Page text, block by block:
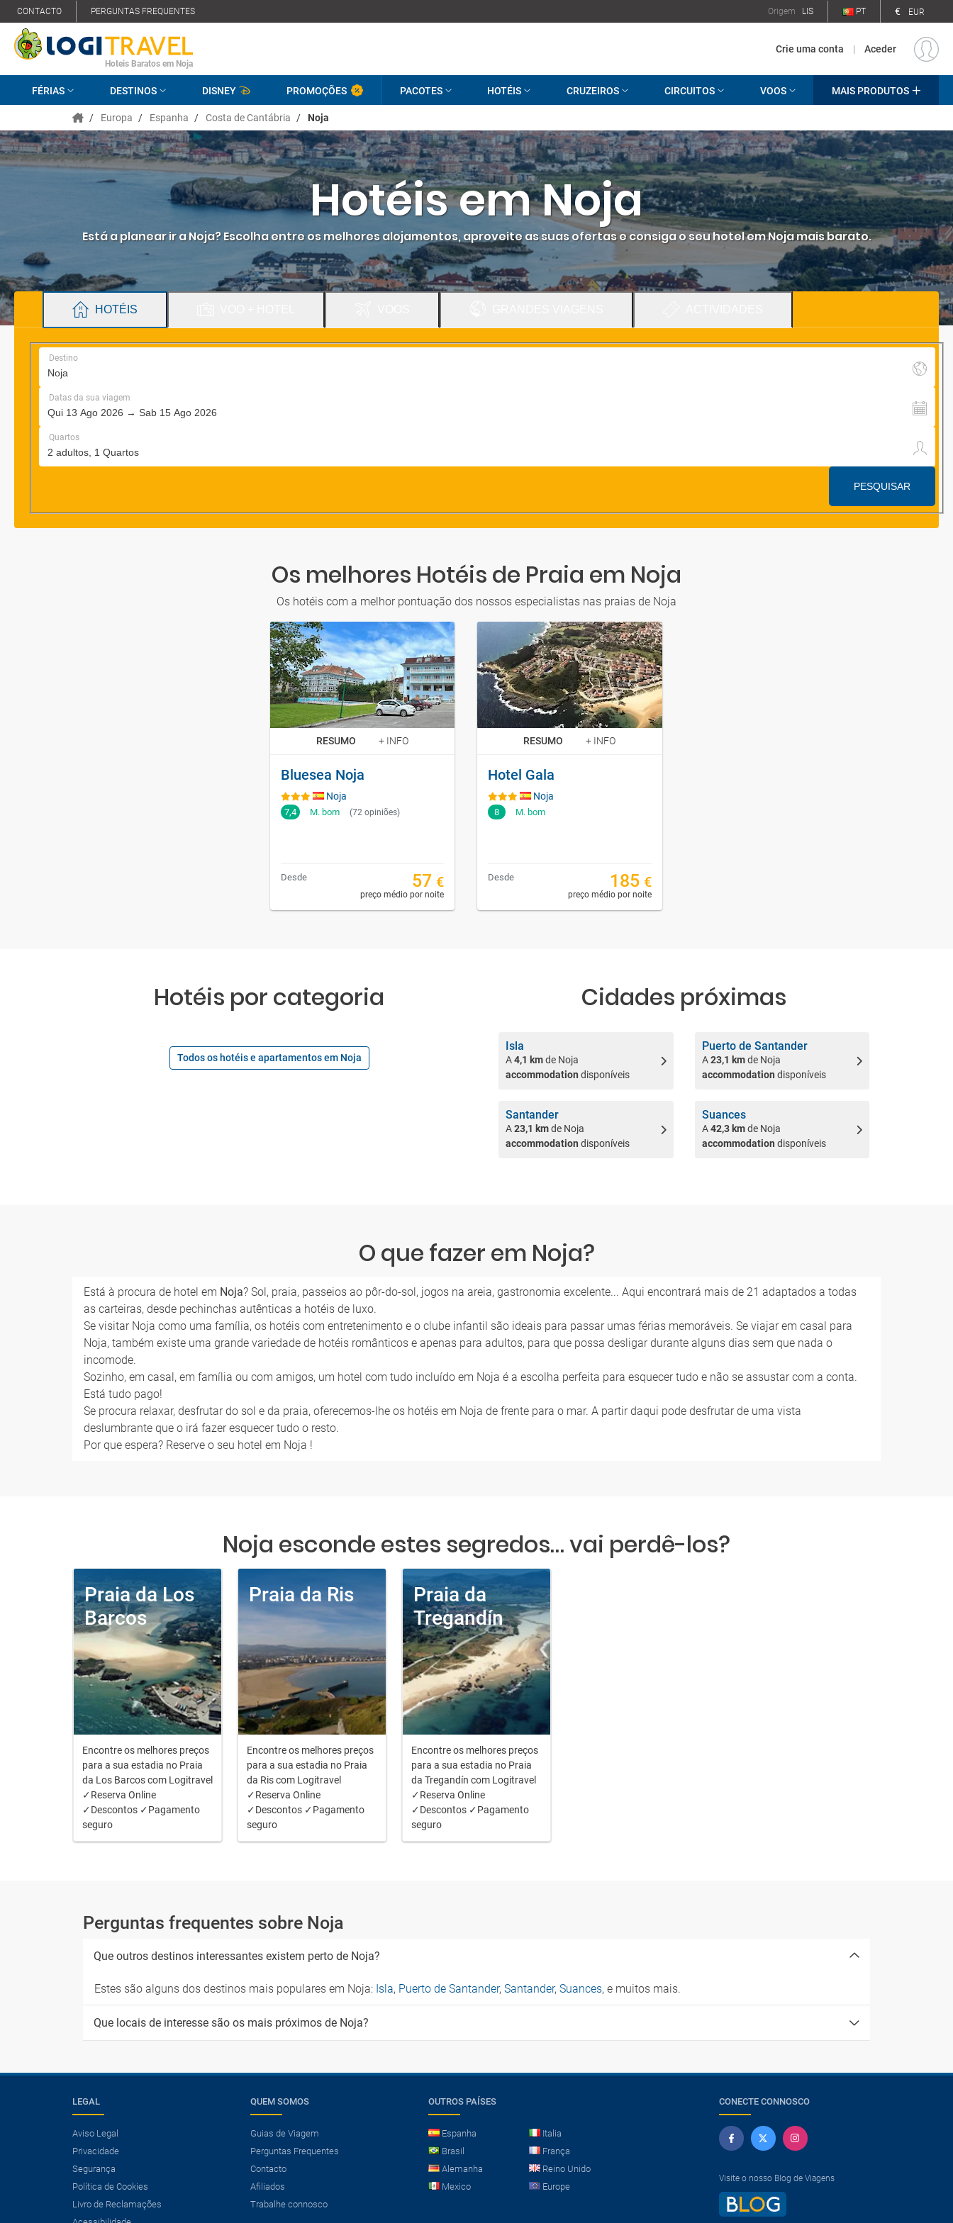
CONTACTO PERGUNTAS FREQUENTES Origem LIS PT € EUR
Hoteis Baratos em Noja
Crie uma conta | Aceder
FÉRIAS DESTINOS DISNEY PROMOÇÕES PACOTES HOTÉIS CRUZEIROS CIRCUITOS VOOS MAIS PRODUTOS
/ Europa / Espanha / Costa de Cantábria / Noja
Hotéis em Noja
Está a planear ir a Noja? Escolha entre os melhores alojamentos, aproveite as suas ofertas e consiga o seu hotel em Noja mais barato.
Os melhores Hotéis de Praia em Noja
Os hotéis com a melhor pontuação dos nossos especialistas nas praias de Noja
RESUMO + INFO
Bluesea Noja
Noja
7,4 M. bom (72 opiniões)
Desde 57 €
preço médio por noite
RESUMO + INFO
Hotel Gala
Noja
8 M. bom
Desde 185 €
preço médio por noite
Hotéis por categoria
Todos os hotéis e apartamentos em Noja
Cidades próximas
Isla
A4,1 kmde Noja
accommodation disponíveis
Puerto de Santander
A23,1 kmde Noja
accommodation disponíveis
Santander
A23,1 kmde Noja
accommodation disponíveis
Suances
A42,3 kmde Noja
accommodation disponíveis
O que fazer em Noja?
Está à procura de hotel em Noja? Sol, praia, passeios ao pôr-do-sol, jogos na areia, gastronomia excelente... Aqui encontrará mais de 21 adaptados a todas
as carteiras, desde pechinchas autênticas a hotéis de luxo.
Se visitar Noja como uma família, os hotéis com entretenimento e o clube infantil são ideais para passar umas férias memoráveis. Se viajar em casal para
Noja, também existe uma grande variedade de hotéis românticos e apenas para adultos, para que possa desligar durante alguns dias sem que nada o
incomode.
Sozinho, em casal, em família ou com amigos, um hotel com tudo incluído em Noja é a escolha perfeita para esquecer tudo e não se assustar com a conta.
Está tudo pago!
Se procura relaxar, desfrutar do sol e da praia, oferecemos-lhe os hotéis em Noja de frente para o mar. A partir daqui pode desfrutar de uma vista
deslumbrante que o irá fazer esquecer tudo o resto.
Por que espera? Reserve o seu hotel em Noja !
Noja esconde estes segredos… vai perdê-los?
Praia da Los
Barcos
Encontre os melhores preços
para a sua estadia no Praia
da Los Barcos com Logitravel
✓Reserva Online
✓Descontos ✓Pagamento
seguro
Praia da Ris
Encontre os melhores preços
para a sua estadia no Praia
da Ris com Logitravel
✓Reserva Online
✓Descontos ✓Pagamento
seguro
Praia da
Tregandín
Encontre os melhores preços
para a sua estadia no Praia
da Tregandín com Logitravel
✓Reserva Online
✓Descontos ✓Pagamento
seguro
Perguntas frequentes sobre Noja
Que outros destinos interessantes existem perto de Noja?
Estes são alguns dos destinos mais populares em Noja: Isla, Puerto de Santander, Santander, Suances, e muitos mais.
Que locais de interesse são os mais próximos de Noja?
LEGAL
Aviso Legal
Privacidade
Segurança
Política de Cookies
Livro de Reclamações
QUEM SOMOS
Guias de Viagem
Perguntas Frequentes
Contacto
Afiliados
Trabalhe connosco
OUTROS PAÍSES
Espanha
Italia
Brasil
França
Alemanha
Reino Unido
Mexico
Europe
CONECTE CONNOSCO
Visite o nosso Blog de Viagens